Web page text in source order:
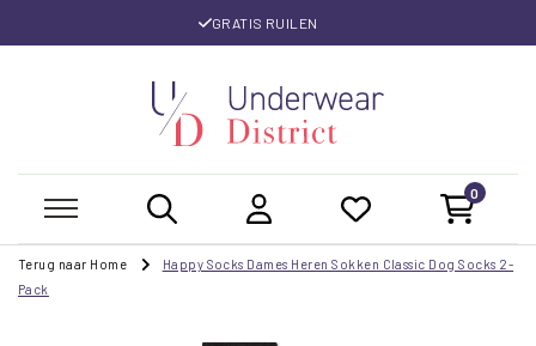
GRATIS RUILEN
0
Terug naar Home
Happy Socks Dames Heren Sokken Classic Dog Socks 2-
Pack